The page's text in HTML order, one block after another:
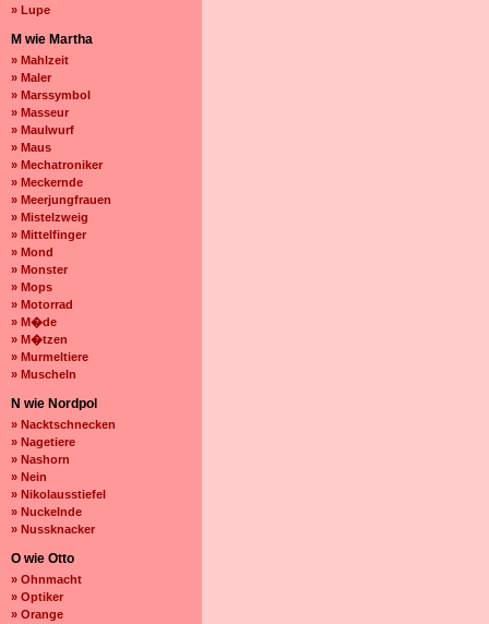
» Lupe
M wie Martha
» Mahlzeit
» Maler
» Marssymbol
» Masseur
» Maulwurf
» Maus
» Mechatroniker
» Meckernde
» Meerjungfrauen
» Mistelzweig
» Mittelfinger
» Mond
» Monster
» Mops
» Motorrad
» M�de
» M�tzen
» Murmeltiere
» Muscheln
N wie Nordpol
» Nacktschnecken
» Nagetiere
» Nashorn
» Nein
» Nikolausstiefel
» Nuckelnde
» Nussknacker
O wie Otto
» Ohnmacht
» Optiker
» Orange